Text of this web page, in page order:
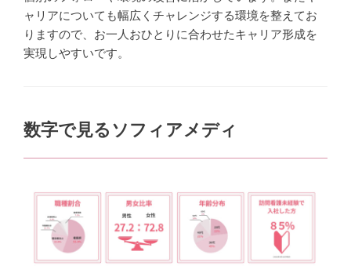
ャリアについても幅広くチャレンジする環境を整えてお
りますので、お一人おひとりに合わせたキャリア形成を
実現しやすいです。
数字で見るソフィアメディ